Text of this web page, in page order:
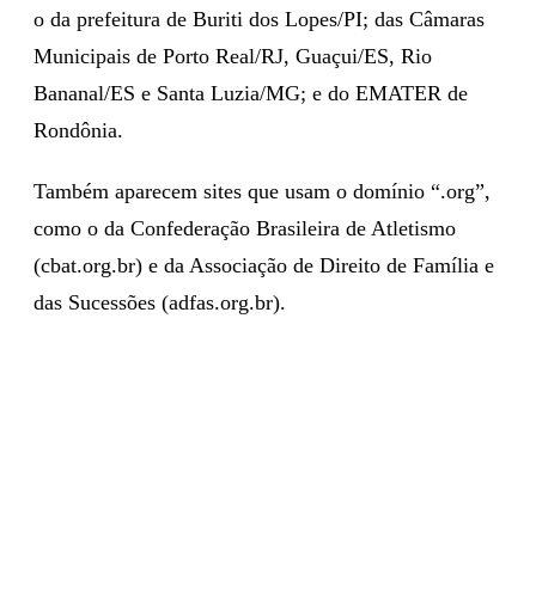
o da prefeitura de Buriti dos Lopes/PI; das Câmaras
Municipais de Porto Real/RJ, Guaçui/ES, Rio
Bananal/ES e Santa Luzia/MG; e do EMATER de
Rondônia.
Também aparecem sites que usam o domínio “.org”,
como o da Confederação Brasileira de Atletismo
(cbat.org.br) e da Associação de Direito de Família e
das Sucessões (adfas.org.br).